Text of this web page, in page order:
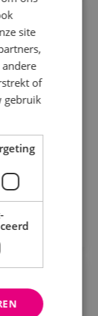
site
of
gebruik